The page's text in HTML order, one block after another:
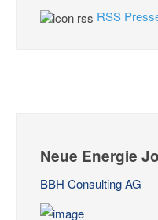
RSS
Neue Energie
BBH Consulting AG